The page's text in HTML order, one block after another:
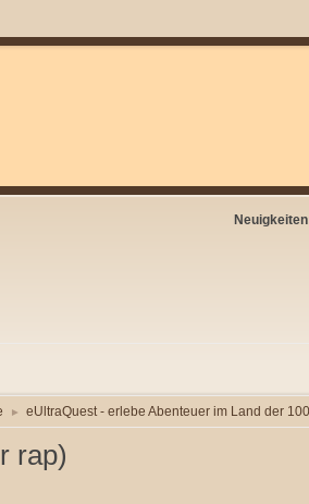
► eUltraQuest - erlebe Abenteuer im Land der
rap)